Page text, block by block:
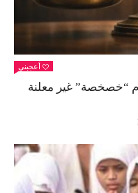
أعجبني
“خصخصة” غير معلنة